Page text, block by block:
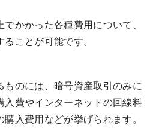
かかった各種費用について、
ことが可能です。
ものには、暗号資産取引のみに
入費やインターネットの回線料
入費用などが挙げられます。